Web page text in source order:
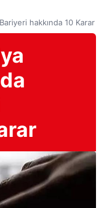
hakkında 10 Karar